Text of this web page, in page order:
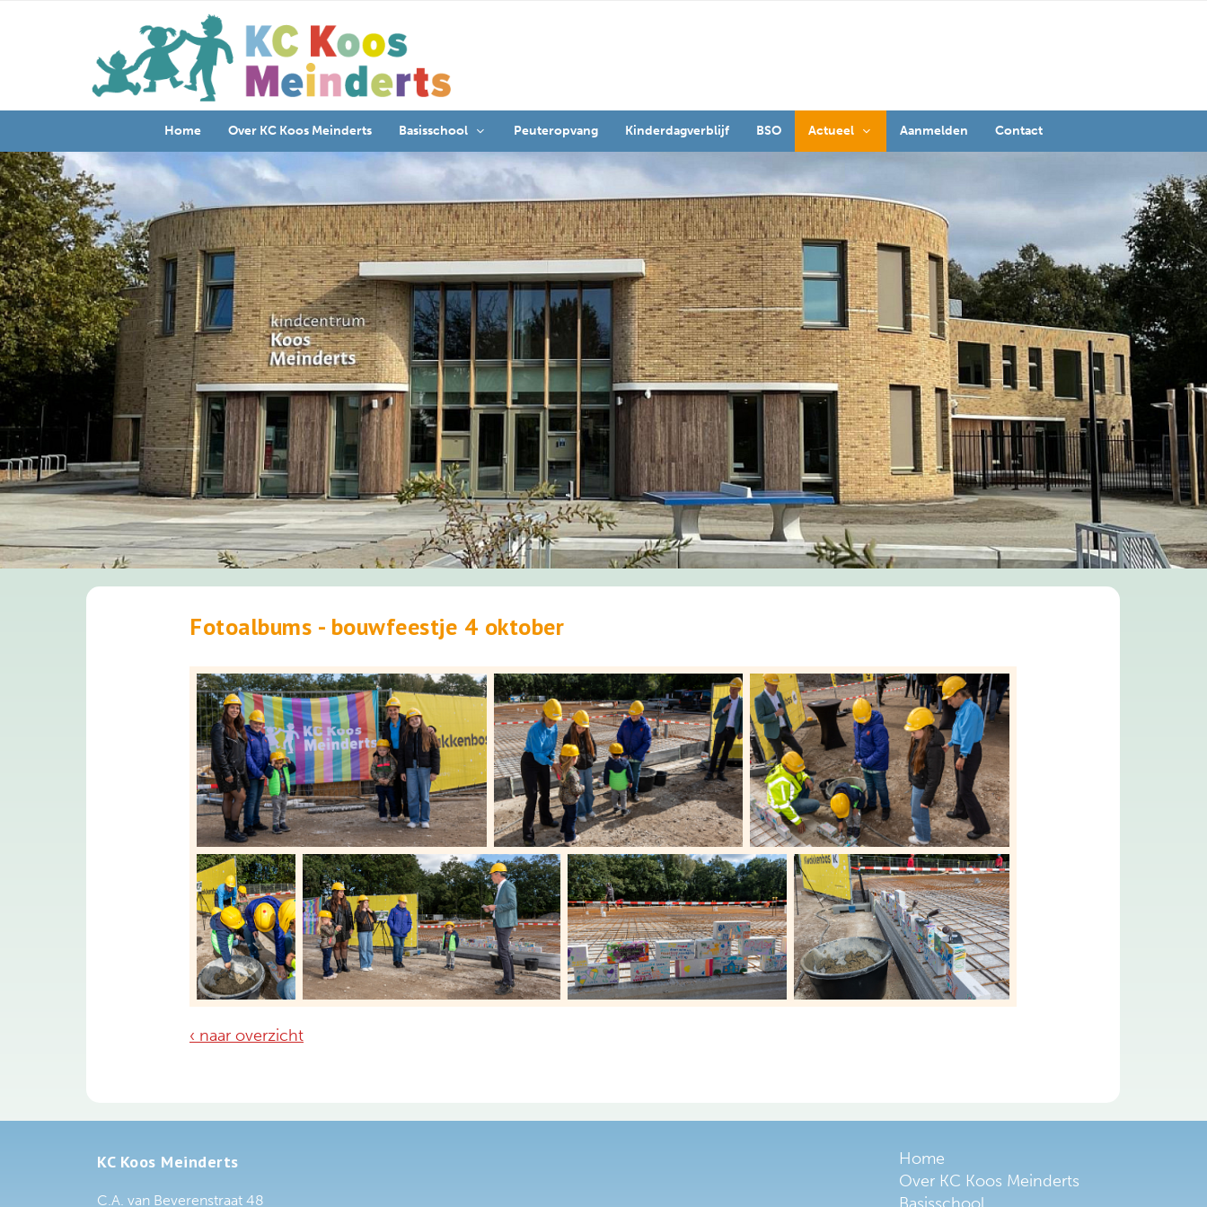
Home Over KC Koos Meinderts Basisschool Peuteropvang Kinderdagverblijf BSO Actueel Aanmelden Contact
Fotoalbums - bouwfeestje 4 oktober
‹ naar overzicht
KC Koos Meinderts
C.A. van Beverenstraat 48
Home
Over KC Koos Meinderts